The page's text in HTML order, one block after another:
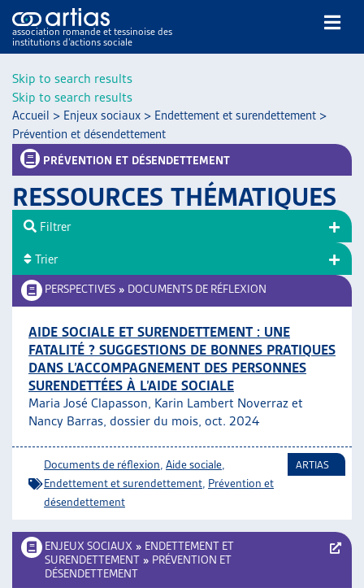
Skip to search results
Skip to search results
association romande et tessinoise des
institutions d’actions sociale
NOS PUBLICATIONS
ARTICLES
VEILLE
RESSOURCES
THÉMATIQUES
GUIDE SOCIAL ROMAND
AUTRES
ARTIAS
L’ASSOCIATION
PROJETS ET ACTIVITÉS
Accueil > Enjeux sociaux > Endettement et surendettement >
Prévention et désendettement
PRÉVENTION ET DÉSENDETTEMENT
RESSOURCES THÉMATIQUES
PERSPECTIVES » DOCUMENTS DE RÉFLEXION
AIDE SOCIALE ET SURENDETTEMENT : UNE
FATALITÉ ? SUGGESTIONS DE BONNES PRATIQUES
DANS L’ACCOMPAGNEMENT DES PERSONNES
SURENDETTÉES À L’AIDE SOCIALE
Maria José Clapasson, Karin Lambert Noverraz et
Nancy Barras, dossier du mois, oct. 2024
Documents de réflexion Aide sociale
Endettement et surendettement Prévention et
désendettement
ARTIAS
ENJEUX SOCIAUX » ENDETTEMENT ET
SURENDETTEMENT » PRÉVENTION ET
DÉSENDETTEMENT
Filtrer
Trier